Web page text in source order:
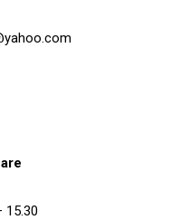
15.30